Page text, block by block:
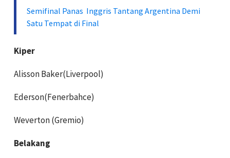
Semifinal Panas Inggris Tantang Argentina Demi
Satu Tempat di Final
Kiper
Alisson Baker(Liverpool)
Ederson(Fenerbahce)
Weverton (Gremio)
Belakang